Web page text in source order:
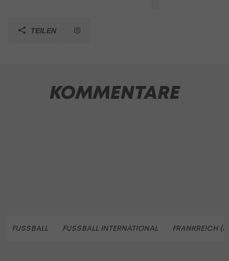
TEILEN
KOMMENTARE
FUSSBALL FUSSBALL INTERNATIONAL FRANKREICH